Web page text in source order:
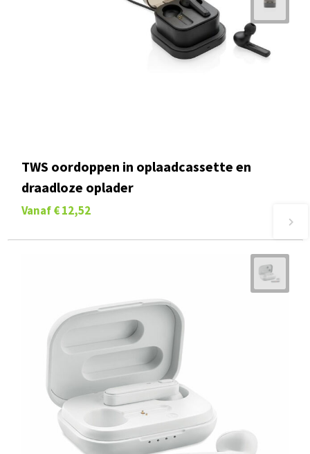
TWS oordoppen in oplaadcassette en
draadloze oplader
Vanaf € 12,52